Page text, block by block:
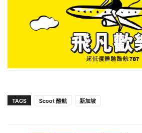
TAGS Scoot 酷航 新加坡